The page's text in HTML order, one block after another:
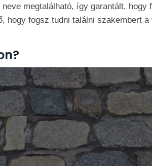
megtalálható, így garantált,
hogy fogsz tudni találni szakembert